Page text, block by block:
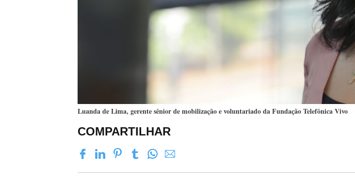
Luanda de Lima, gerente sênior de mobilização e voluntariado da Fundação Telefônica Vivo
COMPARTILHAR